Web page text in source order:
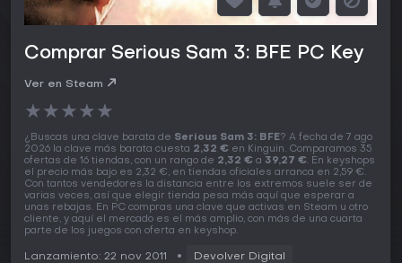
Comprar Serious Sam 3: BFE PC Key
Ver en Steam
★★★★★
¿Buscas una clave barata de Serious Sam 3: BFE? A fecha de 7 ago
2026 la clave más barata cuesta 2,32 € en Kinguin. Comparamos 35
ofertas de 16 tiendas, con un rango de 2,32 € a 39,27 €. En keyshops
el precio más bajo es 2,32 €, en tiendas oficiales arranca en 2,59 €.
Con tantos vendedores la distancia entre los extremos suele ser de
varias veces, así que elegir tienda pesa más aquí que esperar a
unas rebajas. En PC compras una clave que activas en Steam u otro
cliente, y aquí el mercado es el más amplio, con más de una cuarta
parte de los juegos con oferta en keyshop.
Lanzamiento: 22 nov 2011 Devolver Digital